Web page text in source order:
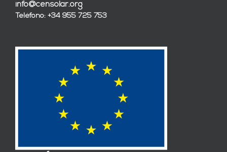
info@censolar.org
Teléfono: +34 955 725 753